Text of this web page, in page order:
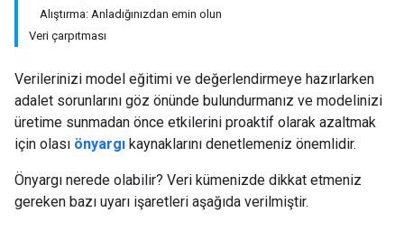
Alıştırma: Anladığınızdan emin olun
Veri çarpıtması
Verilerinizi model eğitimi ve değerlendirmeye hazırlarken
adalet sorunlarını göz önünde bulundurmanız ve modelinizi
üretime sunmadan önce etkilerini proaktif olarak azaltmak
için olası önyargı kaynaklarını denetlemeniz önemlidir.
Önyargı nerede olabilir? Veri kümenizde dikkat etmeniz
gereken bazı uyarı işaretleri aşağıda verilmiştir.